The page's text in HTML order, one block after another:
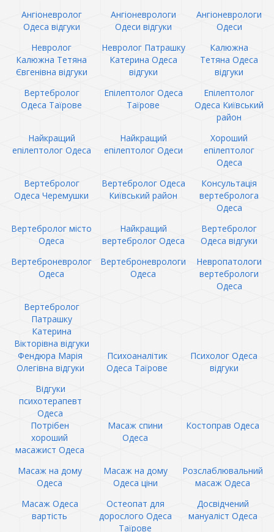
Ангіоневролог
Одеса відгуки
Ангіоневрологи
Одеси відгуки
Ангіоневрологи
Одеси
Невролог
Калюжна Тетяна
Євгенівна відгуки
Невролог Патрашку
Катерина Одеса
відгуки
Калюжна
Тетяна Одеса
відгуки
Вертебролог
Одеса Таїрове
Епілептолог Одеса
Таїрове
Епілептолог
Одеса Київський
район
Найкращий
епілептолог Одеса
Найкращий
епілептолог Одеси
Хороший
епілептолог
Одеса
Вертебролог
Одеса Черемушки
Вертебролог Одеса
Київський район
Консультація
вертебролога
Одеса
Вертебролог місто
Одеса
Найкращий
вертебролог Одеса
Вертебролог
Одеса відгуки
Вертеброневролог
Одеса
Вертеброневрологи
Одеса
Невропатологи
вертебрологи
Одеса
Вертебролог
Патрашку
Катерина
Вікторівна відгуки
Фендюра Марія
Олегівна відгуки
Психоаналітик
Одеса Таїрове
Психолог Одеса
відгуки
Відгуки
психотерапевт
Одеса
Потрібен
хороший
масажист Одеса
Масаж спини
Одеса
Костоправ Одеса
Масаж на дому
Одеса
Масаж на дому
Одеса ціни
Розслаблювальний
масаж Одеса
Масаж Одеса
вартість
Остеопат для
дорослого Одеса
Таїрове
Досвідчений
мануаліст Одеса